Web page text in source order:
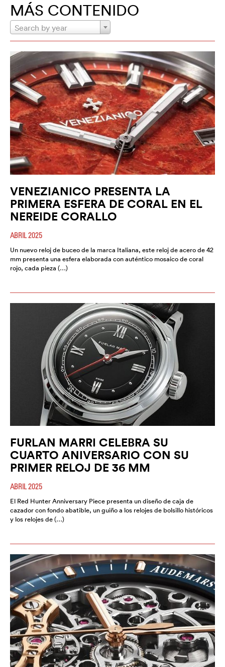
MÁS CONTENIDO
Search by year
VENEZIANICO PRESENTA LA
PRIMERA ESFERA DE CORAL EN EL
NEREIDE CORALLO
ABRIL 2025
Un nuevo reloj de buceo de la marca Italiana, este reloj de acero de 42
mm presenta una esfera elaborada con auténtico mosaico de coral
rojo, cada pieza (…)
FURLAN MARRI CELEBRA SU
CUARTO ANIVERSARIO CON SU
PRIMER RELOJ DE 36 MM
ABRIL 2025
El Red Hunter Anniversary Piece presenta un diseño de caja de
cazador con fondo abatible, un guiño a los relojes de bolsillo históricos
y los relojes de (…)